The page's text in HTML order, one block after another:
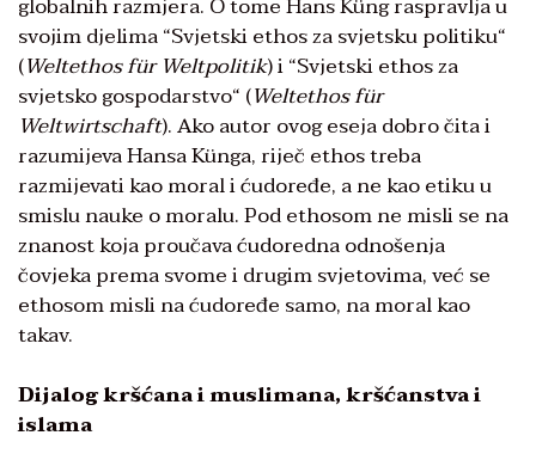
globalnih razmjera. O tome Hans Küng raspravlja u
svojim djelima “Svjetski ethos za svjetsku politiku“
(Weltethos für Weltpolitik) i “Svjetski ethos za
svjetsko gospodarstvo“ (Weltethos für
Weltwirtschaft). Ako autor ovog eseja dobro čita i
razumijeva Hansa Künga, riječ ethos treba
razmijevati kao moral i ćudoređe, a ne kao etiku u
smislu nauke o moralu. Pod ethosom ne misli se na
znanost koja proučava ćudoredna odnošenja
čovjeka prema svome i drugim svjetovima, već se
ethosom misli na ćudoređe samo, na moral kao
takav.
Dijalog kršćana i muslimana, kršćanstva i
islama